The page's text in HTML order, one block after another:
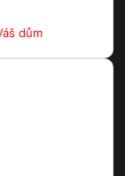
dům